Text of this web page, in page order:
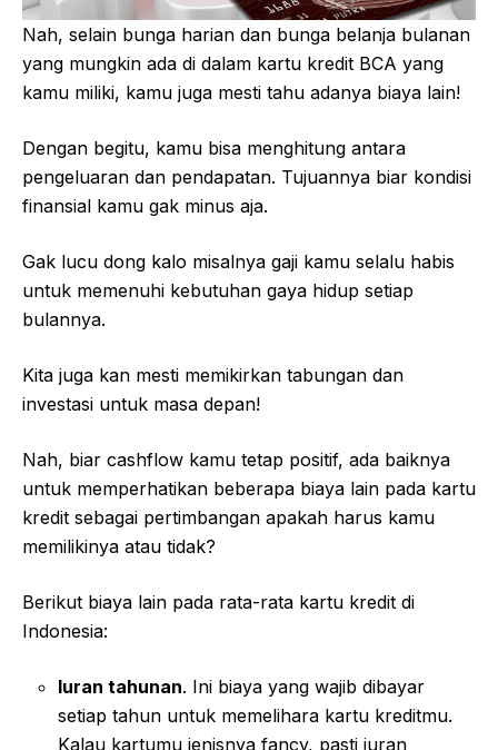
Nah, selain bunga harian dan bunga belanja bulanan
yang mungkin ada di dalam kartu kredit BCA yang
kamu miliki, kamu juga mesti tahu adanya biaya lain!
Dengan begitu, kamu bisa menghitung antara
pengeluaran dan pendapatan. Tujuannya biar kondisi
finansial kamu gak minus aja.
Gak lucu dong kalo misalnya gaji kamu selalu habis
untuk memenuhi kebutuhan gaya hidup setiap
bulannya.
Kita juga kan mesti memikirkan tabungan dan
investasi untuk masa depan!
Nah, biar cashflow kamu tetap positif, ada baiknya
untuk memperhatikan beberapa biaya lain pada kartu
kredit sebagai pertimbangan apakah harus kamu
memilikinya atau tidak?
Berikut biaya lain pada rata-rata kartu kredit di
Indonesia:
Iuran tahunan. Ini biaya yang wajib dibayar
setiap tahun untuk memelihara kartu kreditmu.
Kalau kartumu jenisnya fancy, pasti iuran